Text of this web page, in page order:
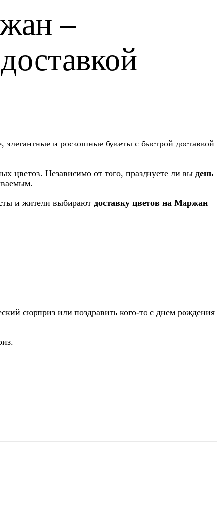
–
и роскошные букеты с быстрой доставкой
цветов. Независимо от того, празднуете ли вы день
и жители выбирают доставку цветов на Маржан
сюрприз или поздравить кого-то с днем рождения